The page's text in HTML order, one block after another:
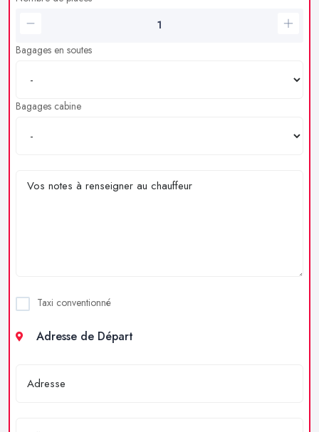
Bagages en soutes
Bagages cabine
Taxi conventionné
Adresse de Départ